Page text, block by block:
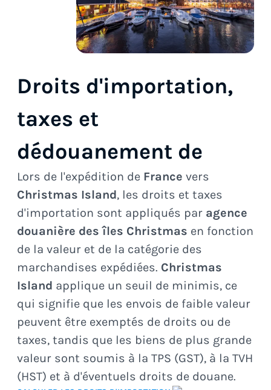
Droits d'importation,
taxes et
dédouanement de
Lors de l'expédition de France vers
Christmas Island, les droits et taxes
d'importation sont appliqués par agence
douanière des îles Christmas en fonction
de la valeur et de la catégorie des
marchandises expédiées. Christmas
Island applique un seuil de minimis, ce
qui signifie que les envois de faible valeur
peuvent être exemptés de droits ou de
taxes, tandis que les biens de plus grande
valeur sont soumis à la TPS (GST), à la TVH
(HST) et à d'éventuels droits de douane.